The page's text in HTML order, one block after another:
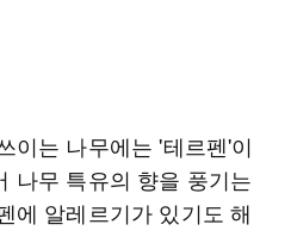
이는 나무에는 '테르펜'이
나무 특유의 향을 풍기는
에 알레르기가 있기도 해